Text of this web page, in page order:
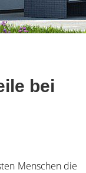
bei
Menschen die